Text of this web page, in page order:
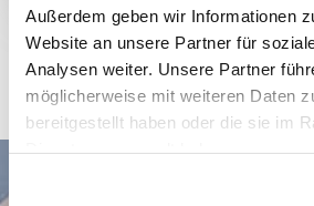
Außerdem geben wir Informationen
Website an unsere Partner für
Analysen weiter. Unsere Partner
möglicherweise mit weiteren Daten
bereitgestellt haben oder die sie im
Rufen Sie uns für
Informationen an
Bringen